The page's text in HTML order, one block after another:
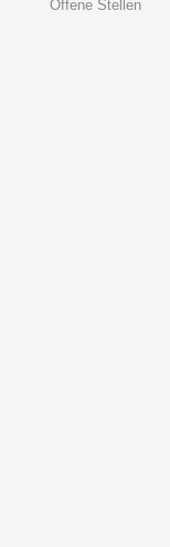
Offene Stellen